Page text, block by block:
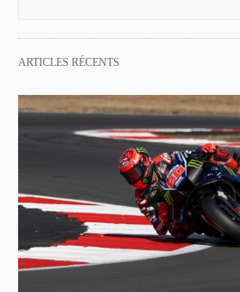
ARTICLES RÉCENTS